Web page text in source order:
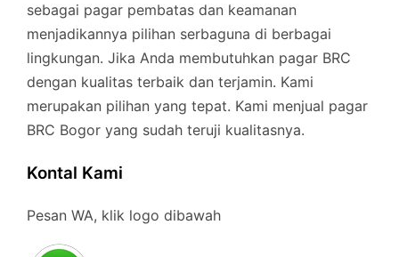
sebagai pagar pembatas dan keamanan
menjadikannya pilihan serbaguna di berbagai
lingkungan. Jika Anda membutuhkan pagar BRC
dengan kualitas terbaik dan terjamin. Kami
merupakan pilihan yang tepat. Kami menjual pagar
BRC Bogor yang sudah teruji kualitasnya.
Kontal Kami
Pesan WA, klik logo dibawah